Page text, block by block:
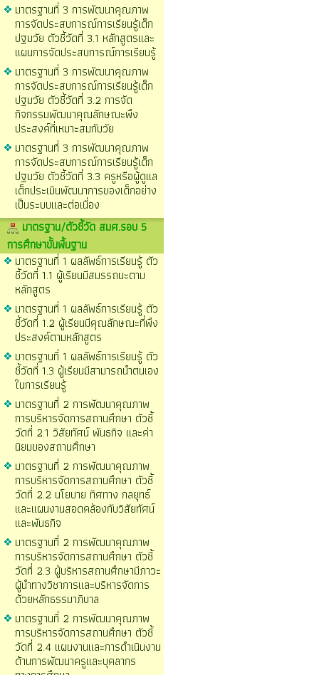
มาตรฐานที่ 3 การพัฒนาคุณภาพ
การจัดประสบการณ์การเรียนรู้เด็ก
ปฐมวัย ตัวชี้วัดที่ 3.1 หลักสูตรและ
แผนการจัดประสบการณ์การเรียนรู้
มาตรฐานที่ 3 การพัฒนาคุณภาพ
การจัดประสบการณ์การเรียนรู้เด็ก
ปฐมวัย ตัวชี้วัดที่ 3.2 การจัด
กิจกรรมพัฒนาคุณลักษณะพึง
ประสงค์ที่เหมาะสมกับวัย
มาตรฐานที่ 3 การพัฒนาคุณภาพ
การจัดประสบการณ์การเรียนรู้เด็ก
ปฐมวัย ตัวชี้วัดที่ 3.3 ครูหรือผู้ดูแล
เด็กประเมินพัฒนาการของเด็กอย่าง
เป็นระบบและต่อเนื่อง
มาตรฐาน/ตัวชี้วัด สมศ.รอบ 5
การศึกษาขั้นพื้นฐาน
มาตรฐานที่ 1 ผลลัพธ์การเรียนรู้ ตัว
ชี้วัดที่ 1.1 ผู้เรียนมีสมรรถนะตาม
หลักสูตร
มาตรฐานที่ 1 ผลลัพธ์การเรียนรู้ ตัว
ชี้วัดที่ 1.2 ผู้เรียนมีคุณลักษณะที่พึง
ประสงค์ตามหลักสูตร
มาตรฐานที่ 1 ผลลัพธ์การเรียนรู้ ตัว
ชี้วัดที่ 1.3 ผู้เรียนมีสามารถนำตนเอง
ในการเรียนรู้
มาตรฐานที่ 2 การพัฒนาคุณภาพ
การบริหารจัดการสถานศึกษา ตัวชี้
วัดที่ 2.1 วิสัยทัศน์ พันธกิจ และค่า
นิยมของสถานศึกษา
มาตรฐานที่ 2 การพัฒนาคุณภาพ
การบริหารจัดการสถานศึกษา ตัวชี้
วัดที่ 2.2 นโยบาย ทิศทาง กลยุทธ์
และแผนงานสอดคล้องกับวิสัยทัศน์
และพันธกิจ
มาตรฐานที่ 2 การพัฒนาคุณภาพ
การบริหารจัดการสถานศึกษา ตัวชี้
วัดที่ 2.3 ผู้บริหารสถานศึกษามีภาวะ
ผู้นำทางวิชาการและบริหารจัดการ
ด้วยหลักธรรมาภิบาล
มาตรฐานที่ 2 การพัฒนาคุณภาพ
การบริหารจัดการสถานศึกษา ตัวชี้
วัดที่ 2.4 แผนงานและการดำเนินงาน
ด้านการพัฒนาครูและบุคลากร